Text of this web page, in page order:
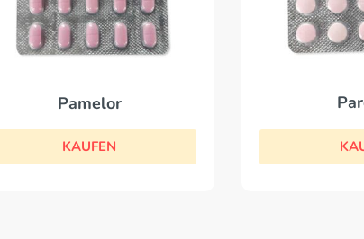
Pamelor
KAUFEN